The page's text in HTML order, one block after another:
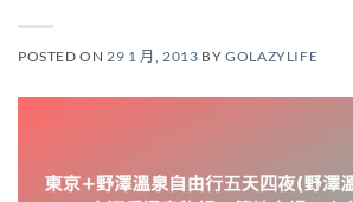
POSTED ON29 1 月, 2013 BYGOLAZYLIFE